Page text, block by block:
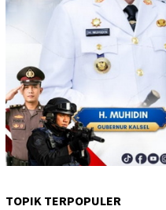
TOPIK TERPOPULER